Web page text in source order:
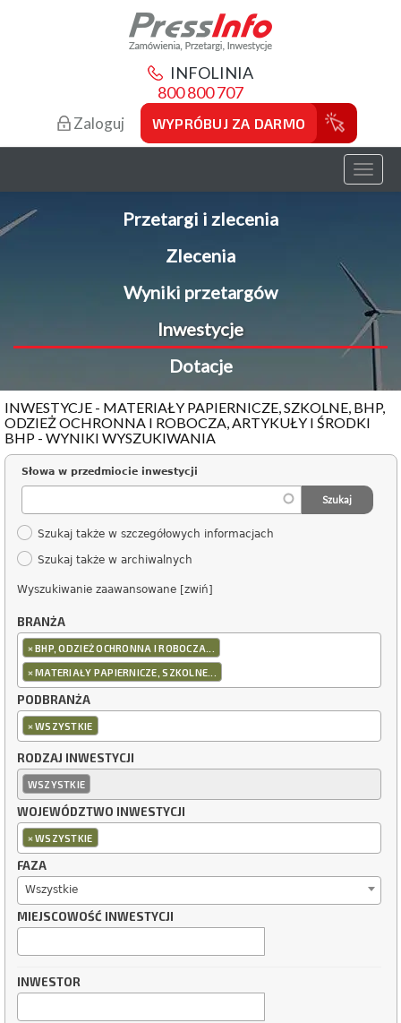
INFOLINIA
800 800 707
Zaloguj WYPRÓBUJ ZA DARMO
Toggle
Przetargi i zlecenia
Zlecenia
Wyniki przetargów
Inwestycje
Dotacje
INWESTYCJE - MATERIAŁY PAPIERNICZE, SZKOLNE, BHP,
ODZIEŻ OCHRONNA I ROBOCZA, ARTYKUŁY I ŚRODKI
BHP - WYNIKI WYSZUKIWANIA
Słowa w przedmiocie inwestycji
Szukaj także w szczegółowych informacjach
Szukaj także w archiwalnych
Wyszukiwanie zaawansowane [zwiń]
BRANŻA
×BHP, ODZIEŻ OCHRONNA I ROBOCZA...
×MATERIAŁY PAPIERNICZE, SZKOLNE...
PODBRANŻA
×WSZYSTKIE
RODZAJ INWESTYCJI
WSZYSTKIE
WOJEWÓDZTWO INWESTYCJI
×WSZYSTKIE
FAZA
Wszystkie
MIEJSCOWOŚĆ INWESTYCJI
INWESTOR